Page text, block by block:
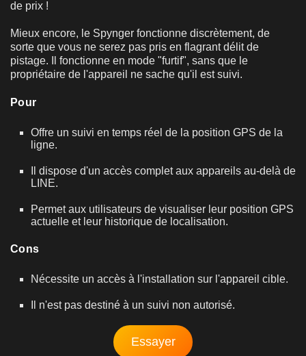
de prix !
Mieux encore, le Spynger fonctionne discrètement, de
sorte que vous ne serez pas pris en flagrant délit de
pistage. Il fonctionne en mode "furtif", sans que le
propriétaire de l'appareil ne sache qu'il est suivi.
Pour
Offre un suivi en temps réel de la position GPS de la
ligne.
Il dispose d'un accès complet aux appareils au-delà de
LINE.
Permet aux utilisateurs de visualiser leur position GPS
actuelle et leur historique de localisation.
Cons
Nécessite un accès à l'installation sur l'appareil cible.
Il n'est pas destiné à un suivi non autorisé.
Essayer